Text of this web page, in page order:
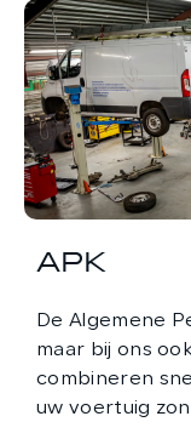
APK
De Algemene
maar bij ons
combineren
uw voertuig